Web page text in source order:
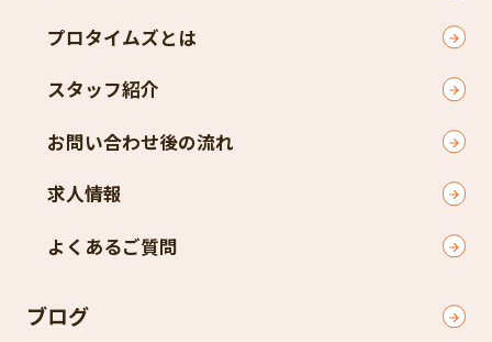
プロタイムズとは
スタッフ紹介
お問い合わせ後の流れ
求人情報
よくあるご質問
ブログ